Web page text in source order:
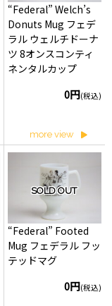
“Federal” Welch’s
Donuts Mug フェデ
ラル ウェルチドーナ
ツ 8オンスコンティ
ネンタルカップ
0円(税込)
more view
SOLD OUT
“Federal” Footed
Mug フェデラル フッ
テッドマグ
0円(税込)